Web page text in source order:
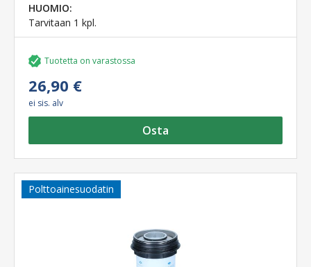
HUOMIO:
Tarvitaan 1 kpl.
Tuotetta on varastossa
26,90 €
ei sis. alv
Osta
Polttoainesuodatin